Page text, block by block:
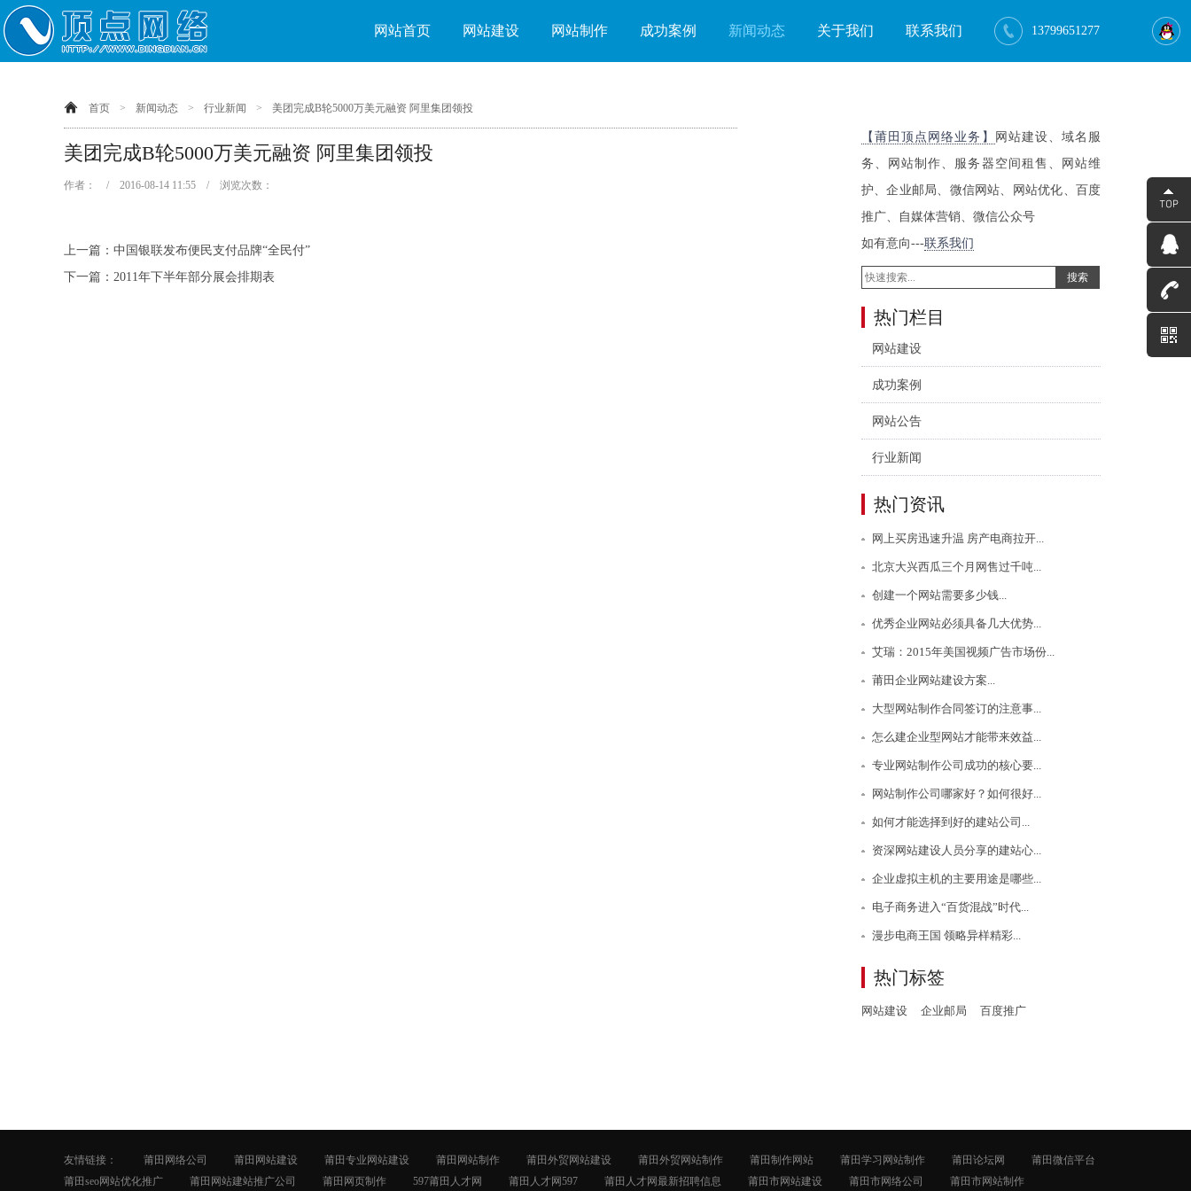
网站首页 网站建设 网站制作 成功案例 新闻动态 关于我们 联系我们 13799651277
首页 > 新闻动态 > 行业新闻 > 美团完成B轮5000万美元融资 阿里集团领投
美团完成B轮5000万美元融资 阿里集团领投
作者： / 2016-08-14 11:55 / 浏览次数：
上一篇： 中国银联发布便民支付品牌“全民付”
下一篇： 2011年下半年部分展会排期表
【莆田顶点网络业务】
网站建设、域名服
务、网站制作、服务器空间租售、网站维
护、企业邮局、微信网站、网站优化、百度
推广、自媒体营销、微信公众号
如有意向---联系我们
搜索
热门栏目
网站建设
成功案例
网站公告
行业新闻
热门资讯
网上买房迅速升温 房产电商拉开...
北京大兴西瓜三个月网售过千吨...
创建一个网站需要多少钱...
优秀企业网站必须具备几大优势...
艾瑞：2015年美国视频广告市场份...
莆田企业网站建设方案...
大型网站制作合同签订的注意事...
怎么建企业型网站才能带来效益...
专业网站制作公司成功的核心要...
网站制作公司哪家好？如何很好...
如何才能选择到好的建站公司...
资深网站建设人员分享的建站心...
企业虚拟主机的主要用途是哪些...
电子商务进入“百货混战”时代...
漫步电商王国 领略异样精彩...
热门标签
网站建设 企业邮局 百度推广
友情链接： 莆田网络公司 莆田网站建设 莆田专业网站建设 莆田网站制作 莆田外贸网站建设 莆田外贸网站制作 莆田制作网站 莆田学习网站制作 莆田论坛网
莆田微信平台
莆田seo网站优化推广
莆田网站建站推广公司 莆田网页制作 597莆田人才网 莆田人才网597 莆田人才网最新招聘信息 莆田市网站建设 莆田市网络公司 莆田市网站制作